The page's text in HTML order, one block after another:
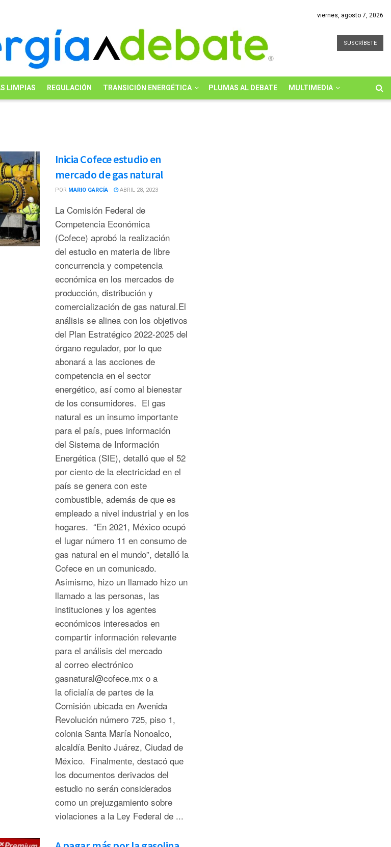
viernes, agosto 7, 2026
SUSCRÍBETE
LIMPIAS REGULACIÓN TRANSICIÓN ENERGÉTICA PLUMAS AL DEBATE MULTIMEDIA
Inicia Cofece estudio en
mercado de gas natural
POR MARIO GARCÍA ABRIL 28, 2023
La Comisión Federal de
Competencia Económica
(Cofece) aprobó la realización
del estudio en materia de libre
concurrencia y competencia
económica en los mercados de
producción, distribución y
comercialización de gas natural.El
análisis se alinea con los objetivos
del Plan Estratégico 2022-2025 del
órgano regulador, por lo que
abonará a las acciones de
competencia en el sector
energético, así como al bienestar
de los consumidores. El gas
natural es un insumo importante
para el país, pues información
del Sistema de Información
Energética (SIE), detalló que el 52
por ciento de la electricidad en el
país se genera con este
combustible, además de que es
empleado a nivel industrial y en los
hogares. “En 2021, México ocupó
el lugar número 11 en consumo de
gas natural en el mundo”, detalló la
Cofece en un comunicado.
Asimismo, hizo un llamado hizo un
llamado a las personas, las
instituciones y los agentes
económicos interesados en
compartir información relevante
para el análisis del mercado
al correo electrónico
gasnatural@cofece.mx o a
la oficialía de partes de la
Comisión ubicada en Avenida
Revolución número 725, piso 1,
colonia Santa María Nonoalco,
alcaldía Benito Juárez, Ciudad de
México. Finalmente, destacó que
los documentos derivados del
estudio no serán considerados
como un prejuzgamiento sobre
violaciones a la Ley Federal de ...